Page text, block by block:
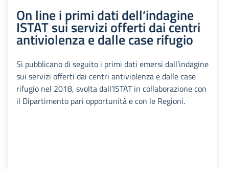
On line i primi dati dell’indagine
ISTAT sui servizi offerti dai centri
antiviolenza e dalle case rifugio
Si pubblicano di seguito i primi dati emersi dall’indagine
sui servizi offerti dai centri antiviolenza e dalle case
rifugio nel 2018, svolta dall’ISTAT in collaborazione con
il Dipartimento pari opportunità e con le Regioni.